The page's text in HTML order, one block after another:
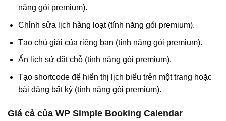
năng gói premium).
Chỉnh sửa lịch hàng loạt (tính năng gói premium).
Tạo chú giải của riêng bạn (tính năng gói premium).
Ẩn lịch sử đặt chỗ (tính năng gói premium).
Tạo shortcode để hiển thị lịch biểu trên một trang hoặc
bài đăng bất kỳ (tính năng gói premium).
Giá cả của WP Simple Booking Calendar